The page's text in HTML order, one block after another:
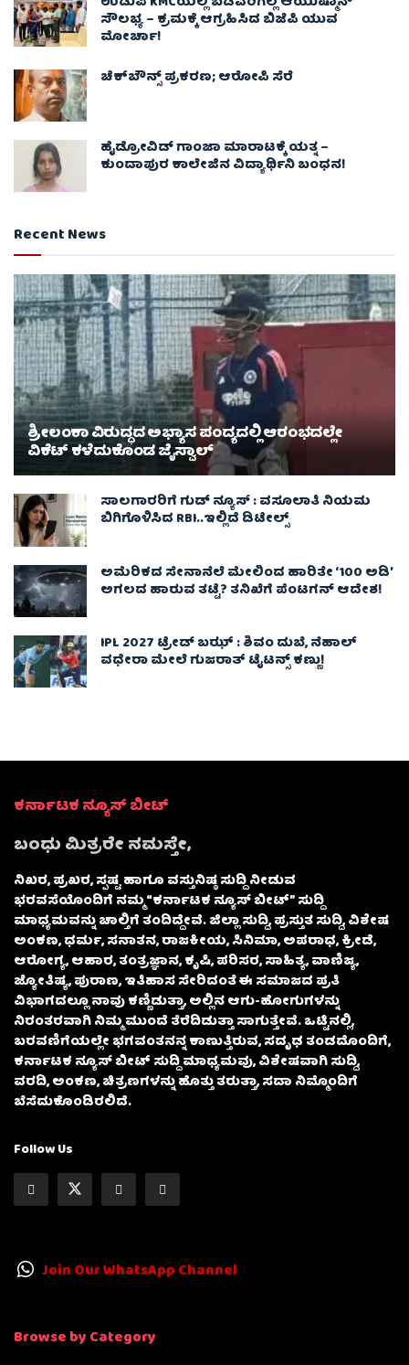
ಸೌಲಭ್ಯ – ಕ್ರಮಕ್ಕೆ ಆಗ್ರಹಿಸಿದ ಬಿಜೆಪಿ ಯುವ
ಮೋರ್ಚಾ!
ಚೆಕ್​ಬೌನ್ಸ್​ ಪ್ರಕರಣ; ಆರೋಪಿ ಸೆರೆ
ಹೈಡ್ರೋವಿಡ್ ಗಾಂಜಾ ಮಾರಾಟಕ್ಕೆ ಯತ್ನ –
ಕುಂದಾಪುರ ಕಾಲೇಜಿನ ವಿದ್ಯಾರ್ಥಿನಿ ಬಂಧನ!
Recent News
ಶ್ರೀಲಂಕಾ ವಿರುದ್ಧದ ಅಭ್ಯಾಸ ಪಂದ್ಯದಲ್ಲಿ ಆರಂಭದಲ್ಲೇ
ವಿಕೆಟ್ ಕಳೆದುಕೊಂಡ ಜೈಸ್ವಾಲ್
ಸಾಲಗಾರರಿಗೆ ಗುಡ್ ನ್ಯೂಸ್ : ವಸೂಲಾತಿ ನಿಯಮ
ಬಿಗಿಗೊಳಿಸಿದ RBI..ಇಲ್ಲಿದೆ ಡಿಟೇಲ್ಸ್
ಅಮೆರಿಕದ ಸೇನಾನೆಲೆ ಮೇಲಿಂದ ಹಾರಿತೇ ‘100 ಅಡಿ’
ಅಗಲದ ಹಾರುವ ತಟ್ಟೆ? ತನಿಖೆಗೆ ಪೆಂಟಗನ್ ಆದೇಶ!
IPL 2027 ಟ್ರೇಡ್‌ ಬಝ್ : ಶಿವಂ ದುಬೆ, ನೆಹಾಲ್
ವಧೇರಾ ಮೇಲೆ ಗುಜರಾತ್ ಟೈಟನ್ಸ್ ಕಣ್ಣು!
ಕರ್ನಾಟಕ ನ್ಯೂಸ್ ಬೀಟ್
ಬಂಧು ಮಿತ್ರರೇ ನಮಸ್ತೇ,
ನಿಖರ, ಪ್ರಖರ, ಸ್ಪಷ್ಟ ಹಾಗೂ ವಸ್ತುನಿಷ್ಠ ಸುದ್ದಿ ನೀಡುವ
ಭರವಸೆಯೊಂದಿಗೆ ನಮ್ಮ “ಕರ್ನಾಟಕ ನ್ಯೂಸ್ ಬೀಟ್” ಸುದ್ದಿ
ಮಾಧ್ಯಮವನ್ನು ಚಾಲ್ತಿಗೆ ತಂದಿದ್ದೇವೆ. ಜಿಲ್ಲಾ ಸುದ್ದಿ, ಪ್ರಸ್ತುತ ಸುದ್ದಿ, ವಿಶೇಷ
ಅಂಕಣ, ಧರ್ಮ, ಸನಾತನ, ರಾಜಕೀಯ, ಸಿನಿಮಾ, ಅಪರಾಧ, ಕ್ರೀಡೆ,
ಆರೋಗ್ಯ, ಆಹಾರ, ತಂತ್ರಜ್ಞಾನ, ಕೃಷಿ, ಪರಿಸರ, ಸಾಹಿತ್ಯ, ವಾಣಿಜ್ಯ,
ಜ್ಯೋತಿಷ್ಯ, ಪುರಾಣ, ಇತಿಹಾಸ ಸೇರಿದಂತೆ ಈ ಸಮಾಜದ ಪ್ರತಿ
ವಿಭಾಗದಲ್ಲೂ ನಾವು ಕಣ್ಣಿಡುತ್ತಾ, ಅಲ್ಲಿನ ಆಗು-ಹೋಗುಗಳನ್ನು
ನಿರಂತರವಾಗಿ ನಿಮ್ಮ ಮುಂದೆ ತೆರೆದಿಡುತ್ತಾ ಸಾಗುತ್ತೇವೆ. ಒಟ್ಟಿನಲ್ಲಿ,
ಬರವಣಿಗೆಯಲ್ಲೇ ಭಗವಂತನನ್ನ ಕಾಣುತ್ತಿರುವ, ಸದೃಢ ತಂಡದೊಂದಿಗೆ,
ಕರ್ನಾಟಕ ನ್ಯೂಸ್ ಬೀಟ್ ಸುದ್ದಿ ಮಾಧ್ಯಮವು, ವಿಶೇಷವಾಗಿ ಸುದ್ದಿ,
ವರದಿ, ಅಂಕಣ, ಚಿತ್ರಣಗಳನ್ನು ಹೊತ್ತು ತರುತ್ತಾ, ಸದಾ ನಿಮ್ಮೊಂದಿಗೆ
ಬೆಸೆದುಕೊಂಡಿರಲಿದೆ.
Follow Us
Join Our WhatsApp Channel
Browse by Category